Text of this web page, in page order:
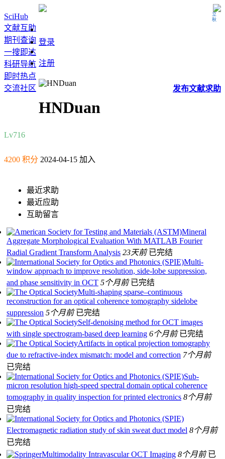
立秋
SciHub
文献互助
期刊查询
一搜即达
科研导航
即时热点
交流社区
登录
注册
发布文献求助
HNDuan
Lv716
4200 积分 2024-04-15 加入
最近求助
最近应助
互助留言
Mineral
Aggregate Morphological Evaluation With MATLAB Fourier
Radial Gradient Transform Analysis 23天前 已完结
Multi-
window approach to improve resolution, side-lobe suppression,
and phase sensitivity in OCT 5个月前 已完结
Multi-shaping sparse–continuous
reconstruction for an optical coherence tomography sidelobe
suppression 5个月前 已完结
Self-denoising method for OCT images
with single spectrogram-based deep learning 6个月前 已完结
Artifacts in optical projection tomography
due to refractive-index mismatch: model and correction 7个月前
已完结
Sub-
micron resolution high-speed spectral domain optical coherence
tomography in quality inspection for printed electronics 8个月前
已完结
Electromagnetic radiation study of skin sweat duct model 8个月前
已完结
Multimodality Intravascular OCT Imaging 8个月前 已